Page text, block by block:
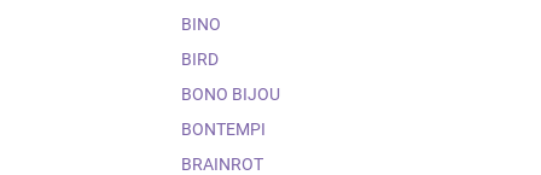
BINO
BIRD
BONO BIJOU
BONTEMPI
BRAINROT